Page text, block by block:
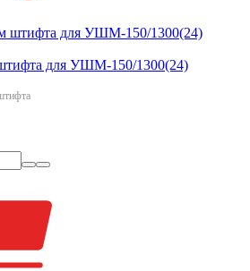
для УШМ-150/1300(24)